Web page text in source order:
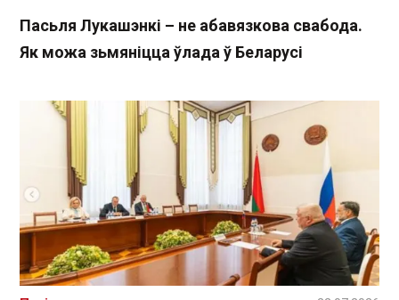
Пасьля Лукашэнкі – не абавязкова свабода.
Як можа зьмяніцца ўлада ў Беларусі